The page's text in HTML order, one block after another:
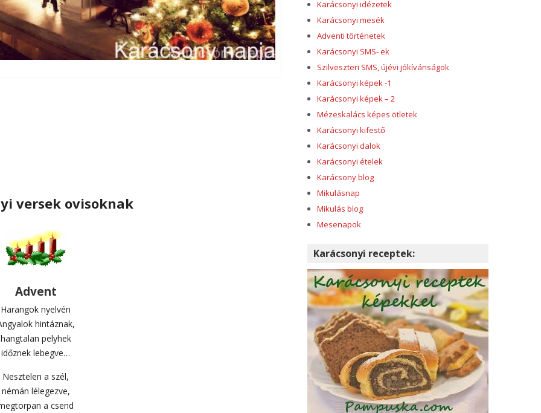
versek ovisoknak
Advent
Harangok nyelvén
hintáznak,
hangtalan pelyhek
időznek lebegve…
Nesztelen a szél,
némán lélegezve,
a csend
Karácsonyi idézetek
Karácsonyi mesék
Adventi történetek
Karácsonyi SMS- ek
Szilveszteri SMS, újévi jókívánságok
Karácsonyi képek -1
Karácsonyi képek – 2
Mézeskalács képes ötletek
Karácsonyi kifestő
Karácsonyi dalok
Karácsonyi ételek
Karácsony blog
Mikulásnap
Mikulás blog
Mesenapok
Karácsonyi receptek: